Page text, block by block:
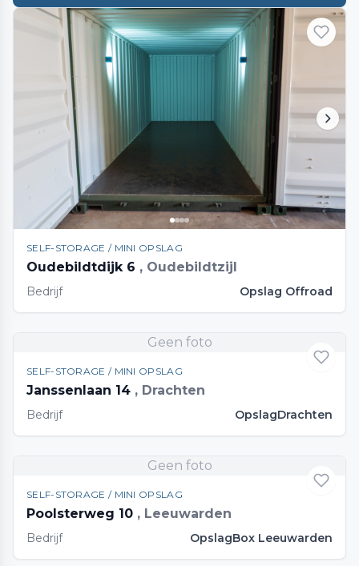
SELF-STORAGE / MINI OPSLAG
Oudebildtdijk 6 , Oudebildtzijl
Bedrijf Opslag Offroad
Geen foto
SELF-STORAGE / MINI OPSLAG
Janssenlaan 14 , Drachten
Bedrijf OpslagDrachten
Geen foto
SELF-STORAGE / MINI OPSLAG
Poolsterweg 10 , Leeuwarden
Bedrijf OpslagBox Leeuwarden